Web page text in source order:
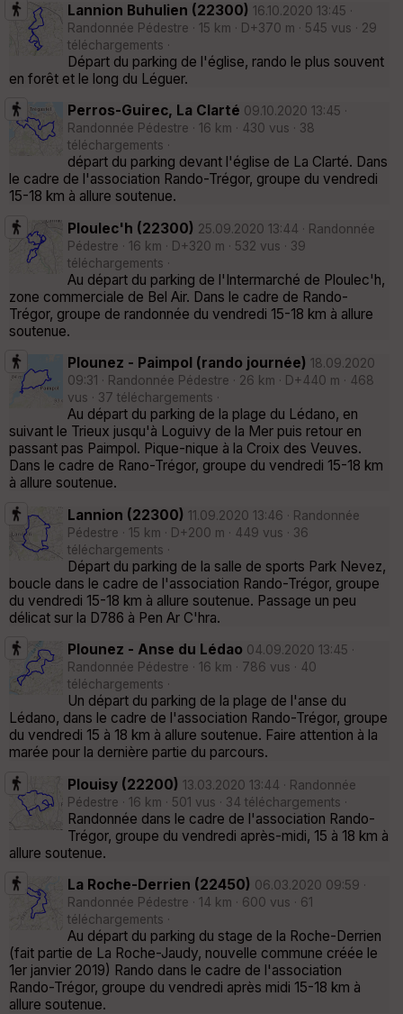
Lannion Buhulien (22300) 16.10.2020 13:45 ·
Randonnée Pédestre · 15 km · D+370 m · 545 vus · 29
téléchargements ·
Départ du parking de l'église, rando le plus souvent
en forêt et le long du Léguer.
Perros-Guirec, La Clarté 09.10.2020 13:45 ·
Randonnée Pédestre · 16 km · 430 vus · 38
téléchargements ·
départ du parking devant l'église de La Clarté. Dans
le cadre de l'association Rando-Trégor, groupe du vendredi
15-18 km à allure soutenue.
Ploulec'h (22300) 25.09.2020 13:44 · Randonnée
Pédestre · 16 km · D+320 m · 532 vus · 39
téléchargements ·
Au départ du parking de l'Intermarché de Ploulec'h,
zone commerciale de Bel Air. Dans le cadre de Rando-
Trégor, groupe de randonnée du vendredi 15-18 km à allure
soutenue.
Plounez - Paimpol (rando journée) 18.09.2020
09:31 · Randonnée Pédestre · 26 km · D+440 m · 468
vus · 37 téléchargements ·
Au départ du parking de la plage du Lédano, en
suivant le Trieux jusqu'à Loguivy de la Mer puis retour en
passant pas Paimpol. Pique-nique à la Croix des Veuves.
Dans le cadre de Rano-Trégor, groupe du vendredi 15-18 km
à allure soutenue.
Lannion (22300) 11.09.2020 13:46 · Randonnée
Pédestre · 15 km · D+200 m · 449 vus · 36
téléchargements ·
Départ du parking de la salle de sports Park Nevez,
boucle dans le cadre de l'association Rando-Trégor, groupe
du vendredi 15-18 km à allure soutenue. Passage un peu
délicat sur la D786 à Pen Ar C'hra.
Plounez - Anse du Lédao 04.09.2020 13:45 ·
Randonnée Pédestre · 16 km · 786 vus · 40
téléchargements ·
Un départ du parking de la plage de l'anse du
Lédano, dans le cadre de l'association Rando-Trégor, groupe
du vendredi 15 à 18 km à allure soutenue. Faire attention à la
marée pour la dernière partie du parcours.
Plouisy (22200) 13.03.2020 13:44 · Randonnée
Pédestre · 16 km · 501 vus · 34 téléchargements ·
Randonnée dans le cadre de l'association Rando-
Trégor, groupe du vendredi après-midi, 15 à 18 km à
allure soutenue.
La Roche-Derrien (22450) 06.03.2020 09:59 ·
Randonnée Pédestre · 14 km · 600 vus · 61
téléchargements ·
Au départ du parking du stage de la Roche-Derrien
(fait partie de La Roche-Jaudy, nouvelle commune créée le
1er janvier 2019) Rando dans le cadre de l'association
Rando-Trégor, groupe du vendredi après midi 15-18 km à
allure soutenue.